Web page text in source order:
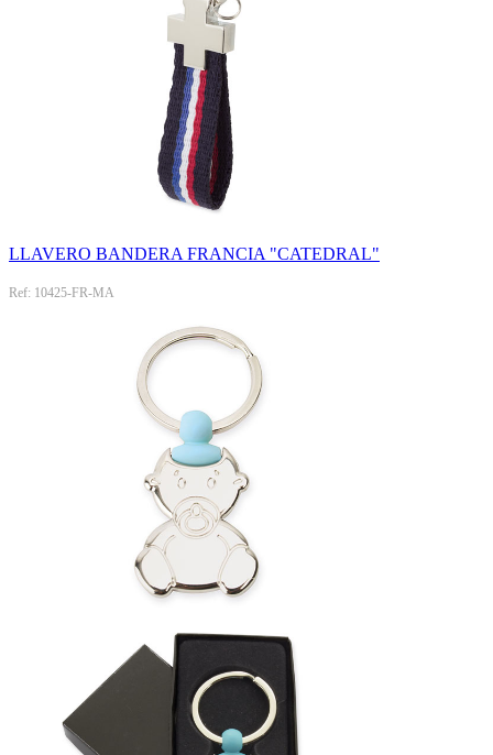
LLAVERO BANDERA FRANCIA "CATEDRAL"
Ref: 10425-FR-MA